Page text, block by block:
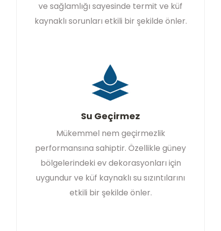
ve sağlamlığı sayesinde termit ve küf
kaynaklı sorunları etkili bir şekilde önler.
Su Geçirmez
Mükemmel nem geçirmezlik
performansına sahiptir. Özellikle güney
bölgelerindeki ev dekorasyonları için
uygundur ve küf kaynaklı su sızıntılarını
etkili bir şekilde önler.